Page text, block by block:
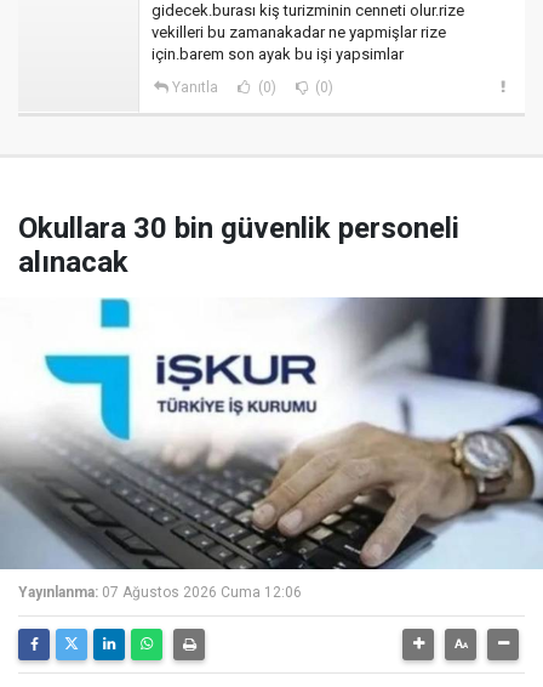
gidecek.burası kiş turizminin cenneti olur.rize
vekilleri bu zamanakadar ne yapmişlar rize
için.barem son ayak bu işi yapsimlar
Yanıtla (0) (0)
Okullara 30 bin güvenlik personeli
alınacak
Yayınlanma: 07 Ağustos 2026 Cuma 12:06